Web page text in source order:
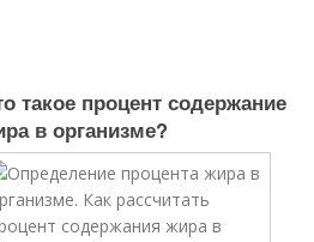
такое процент содержание
в организме?